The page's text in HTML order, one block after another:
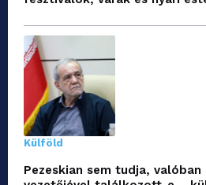
Külföld
Pezeskian sem tudja,